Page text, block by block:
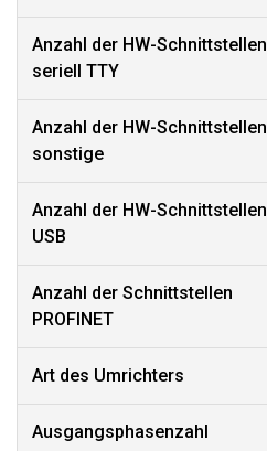
Anzahl der HW-Schnittstellen
seriell TTY
Anzahl der HW-Schnittstellen
sonstige
Anzahl der HW-Schnittstellen
USB
Anzahl der Schnittstellen
PROFINET
Art des Umrichters
Ausgangsphasenzahl